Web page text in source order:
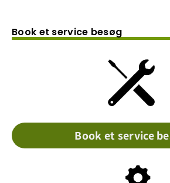
Book et service besøg
Book et service